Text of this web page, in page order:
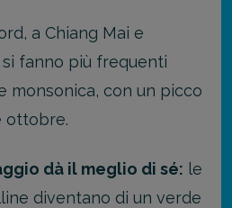
a Chiang Mai e
fanno più frequenti
monsonica, con un picco
ottobre.
dà il meglio di sé: le
diventano di un verde